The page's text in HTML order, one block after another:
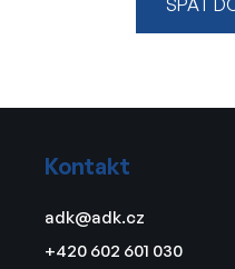
Kontakt
adk@adk.cz
+420 602 601 030